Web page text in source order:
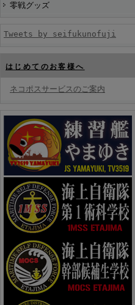
零戦グッズ
Tweets by seifukunofuji
はじめてのお客様へ
ネコポスサービスのご案内